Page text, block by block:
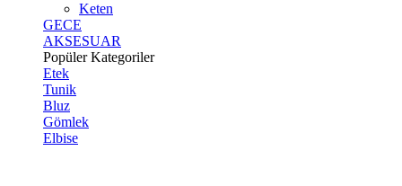
Keten
GECE
AKSESUAR
Popüler Kategoriler
Etek
Tunik
Bluz
Gömlek
Elbise